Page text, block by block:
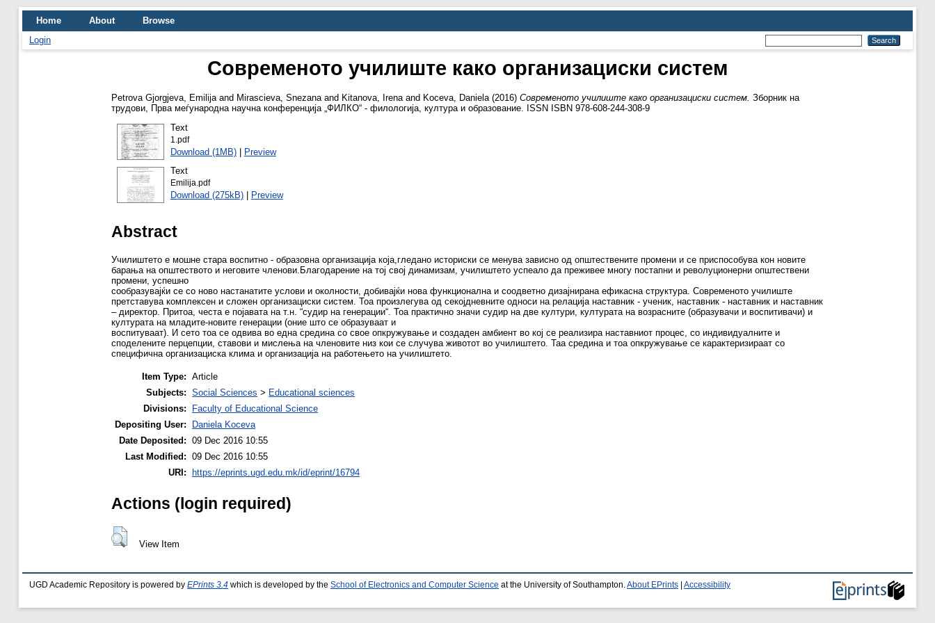
Home About
Browse
Login
Современото училиште како организациски систем
Petrova Gjorgjeva, Emilija and Mirascieva, Snezana and Kitanova, Irena and Koceva, Daniela (2016) Современото училиште како организациски систем. Зборник на
трудови, Прва меѓународна научна конференција „ФИЛКО“ - филологија, култура и образование. ISSN ISBN 978-608-244-308-9
Text
1.pdf
Download (1MB)| Preview
Text
Emilija.pdf
Download (275kB)| Preview
Abstract
Училиштето е мошне стара воспитно - образовна организација која,гледано историски се менува зависно од општествените промени и се приспособува кон новите
барања на општеството и неговите членови.Благодарение на тој свој динамизам, училиштето успеало да преживее многу постапни и револуционерни општествени
промени, успешно
сообразувајќи се со ново настанатите услови и околности, добивајќи нова функционална и соодветно дизајнирана ефикасна структура. Современото училиште
претставува комплексен и сложен организациски систем. Тоа произлегува од секојдневните односи на релација наставник - ученик, наставник - наставник и наставник
– директор. Притоа, честа е појавата на т.н. “судир на генерации“. Тоа практично значи судир на две култури, културата на возрасните (образувачи и воспитивачи) и
културата на младите-новите генерации (оние што се образуваат и
воспитуваат). И сето тоа се одвива во една средина со свое опкружување и создаден амбиент во кој се реализира наставниот процес, со индивидуалните и
споделените перцепции, ставови и мислења на членовите низ кои се случува животот во училиштето. Таа средина и тоа опкружување се карактеризираат со
специфична организациска клима и организација на работењето на училиштето.
Item Type: Article
Subjects: Social Sciences > Educational sciences
Divisions:
Faculty of Educational Science
Depositing User:
Daniela Koceva
Date Deposited: 09 Dec 2016 10:55
Last Modified: 09 Dec 2016 10:55
URI:
https://eprints.ugd.edu.mk/id/eprint/16794
Actions (login required)
View Item
UGD Academic Repository is powered by EPrints 3.4 which is developed by the School of Electronics and Computer Science at the University of Southampton. About EPrints Accessibility